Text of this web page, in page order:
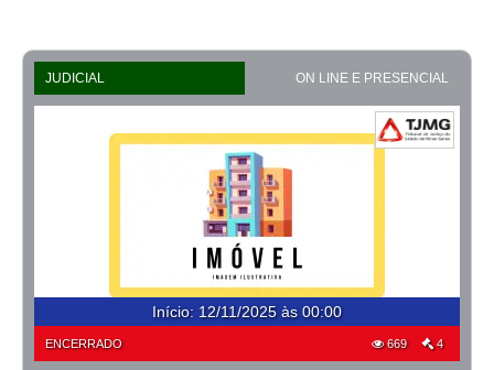
JUDICIAL ON LINE E PRESENCIAL
Início: 12/11/2025 às 00:00
ENCERRADO 669 4